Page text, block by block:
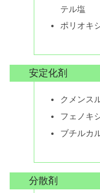
テル塩
ポリオキ
安定化剤
クメンス
フェノキ
ブチルカ
分散剤